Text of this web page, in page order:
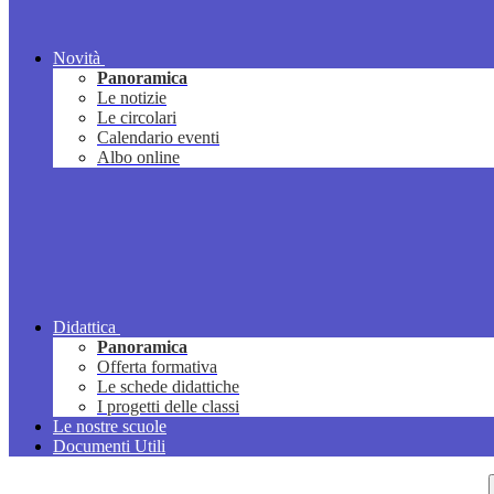
Novità
Panoramica
Le notizie
Le circolari
Calendario eventi
Albo online
Didattica
Panoramica
Offerta formativa
Le schede didattiche
I progetti delle classi
Le nostre scuole
Documenti Utili